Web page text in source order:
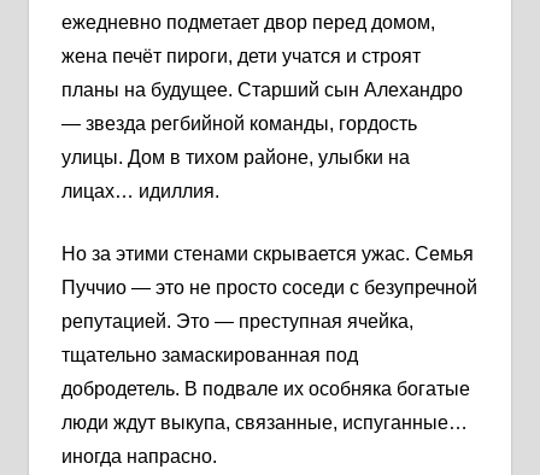
ежедневно подметает двор перед домом,
жена печёт пироги, дети учатся и строят
планы на будущее. Старший сын Алехандро
— звезда регбийной команды, гордость
улицы. Дом в тихом районе, улыбки на
лицах… идиллия.
Но за этими стенами скрывается ужас. Семья
Пуччио — это не просто соседи с безупречной
репутацией. Это — преступная ячейка,
тщательно замаскированная под
добродетель. В подвале их особняка богатые
люди ждут выкупа, связанные, испуганные…
иногда напрасно.